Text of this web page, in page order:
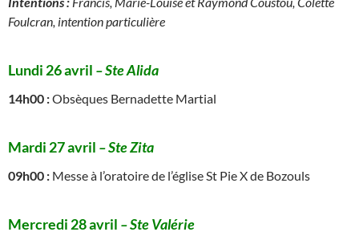
Foulcran, intention particulière
Lundi 26 avril – Ste Alida
14h00 :Obsèques Bernadette Martial
Mardi 27 avril –Ste Zita
09h00 : Messe à l’oratoire de l’église St Pie X de Bozouls
Mercredi 28 avril – Ste Valérie